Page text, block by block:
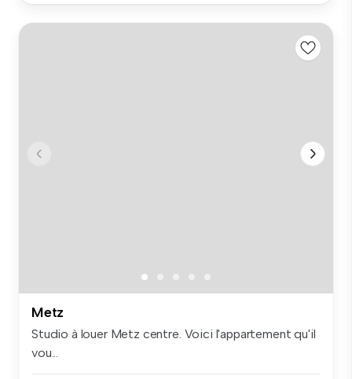
Metz
Studio à louer Metz centre. Voici l'appartement qu'il
vou...